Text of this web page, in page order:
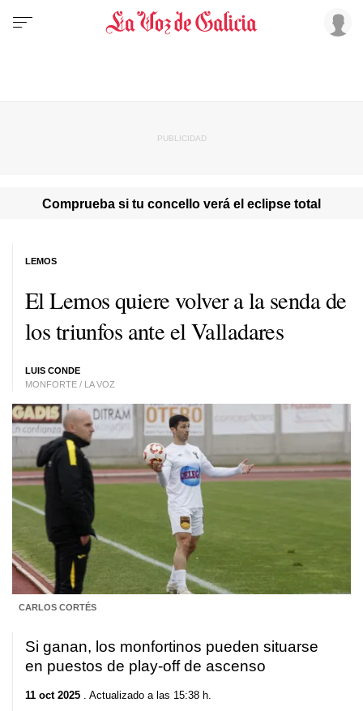
Comprueba si tu concello verá el eclipse total
El Lemos quiere volver a la senda de
los triunfos ante el Valladares
LUIS CONDE
MONFORTE / LA VOZ
LEMOS
CARLOS CORTÉS
Si ganan, los monfortinos pueden situarse
en puestos de play-off de ascenso
11 oct 2025 . Actualizado a las 15:38 h.